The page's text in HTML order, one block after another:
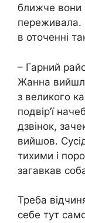
ближче вони
переживала.
в оточенні
– Гарний
Жанна
з великого
подвір’ї
дзвінок,
вийшов.
тихими і
загавкав
Треба
себе тут